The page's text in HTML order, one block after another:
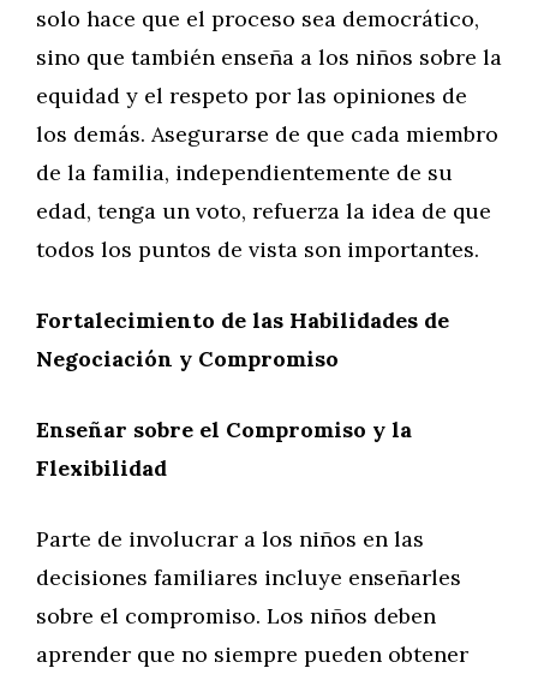
solo hace que el proceso sea democrático,
sino que también enseña a los niños sobre la
equidad y el respeto por las opiniones de
los demás. Asegurarse de que cada miembro
de la familia, independientemente de su
edad, tenga un voto, refuerza la idea de que
todos los puntos de vista son importantes.
Fortalecimiento de las Habilidades de
Negociación y Compromiso
Enseñar sobre el Compromiso y la
Flexibilidad
Parte de involucrar a los niños en las
decisiones familiares incluye enseñarles
sobre el compromiso. Los niños deben
aprender que no siempre pueden obtener